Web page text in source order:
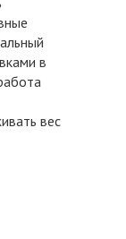
в
вес